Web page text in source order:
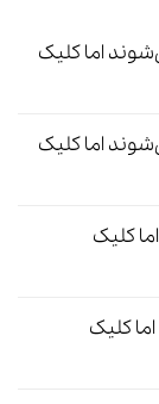
اما کلیک
اما کلیک
کلیک
کلیک